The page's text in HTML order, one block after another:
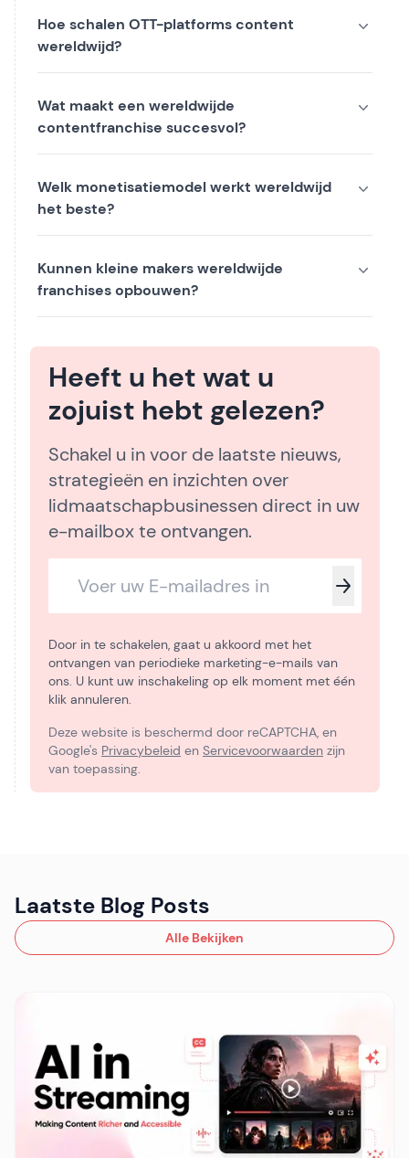
Hoe schalen OTT-platforms content
wereldwijd?
Wat maakt een wereldwijde
contentfranchise succesvol?
Welk monetisatiemodel werkt wereldwijd
het beste?
Kunnen kleine makers wereldwijde
franchises opbouwen?
Heeft u het wat u
zojuist hebt gelezen?
Schakel u in voor de laatste nieuws,
strategieën en inzichten over
lidmaatschapbusinessen direct in uw
e-mailbox te ontvangen.
Door in te schakelen, gaat u akkoord met het
ontvangen van periodieke marketing-e-mails van
ons. U kunt uw inschakeling op elk moment met één
klik annuleren.
Deze website is beschermd door reCAPTCHA, en
Google's Privacybeleid en Servicevoorwaarden zijn
van toepassing.
Laatste Blog Posts
Alle Bekijken